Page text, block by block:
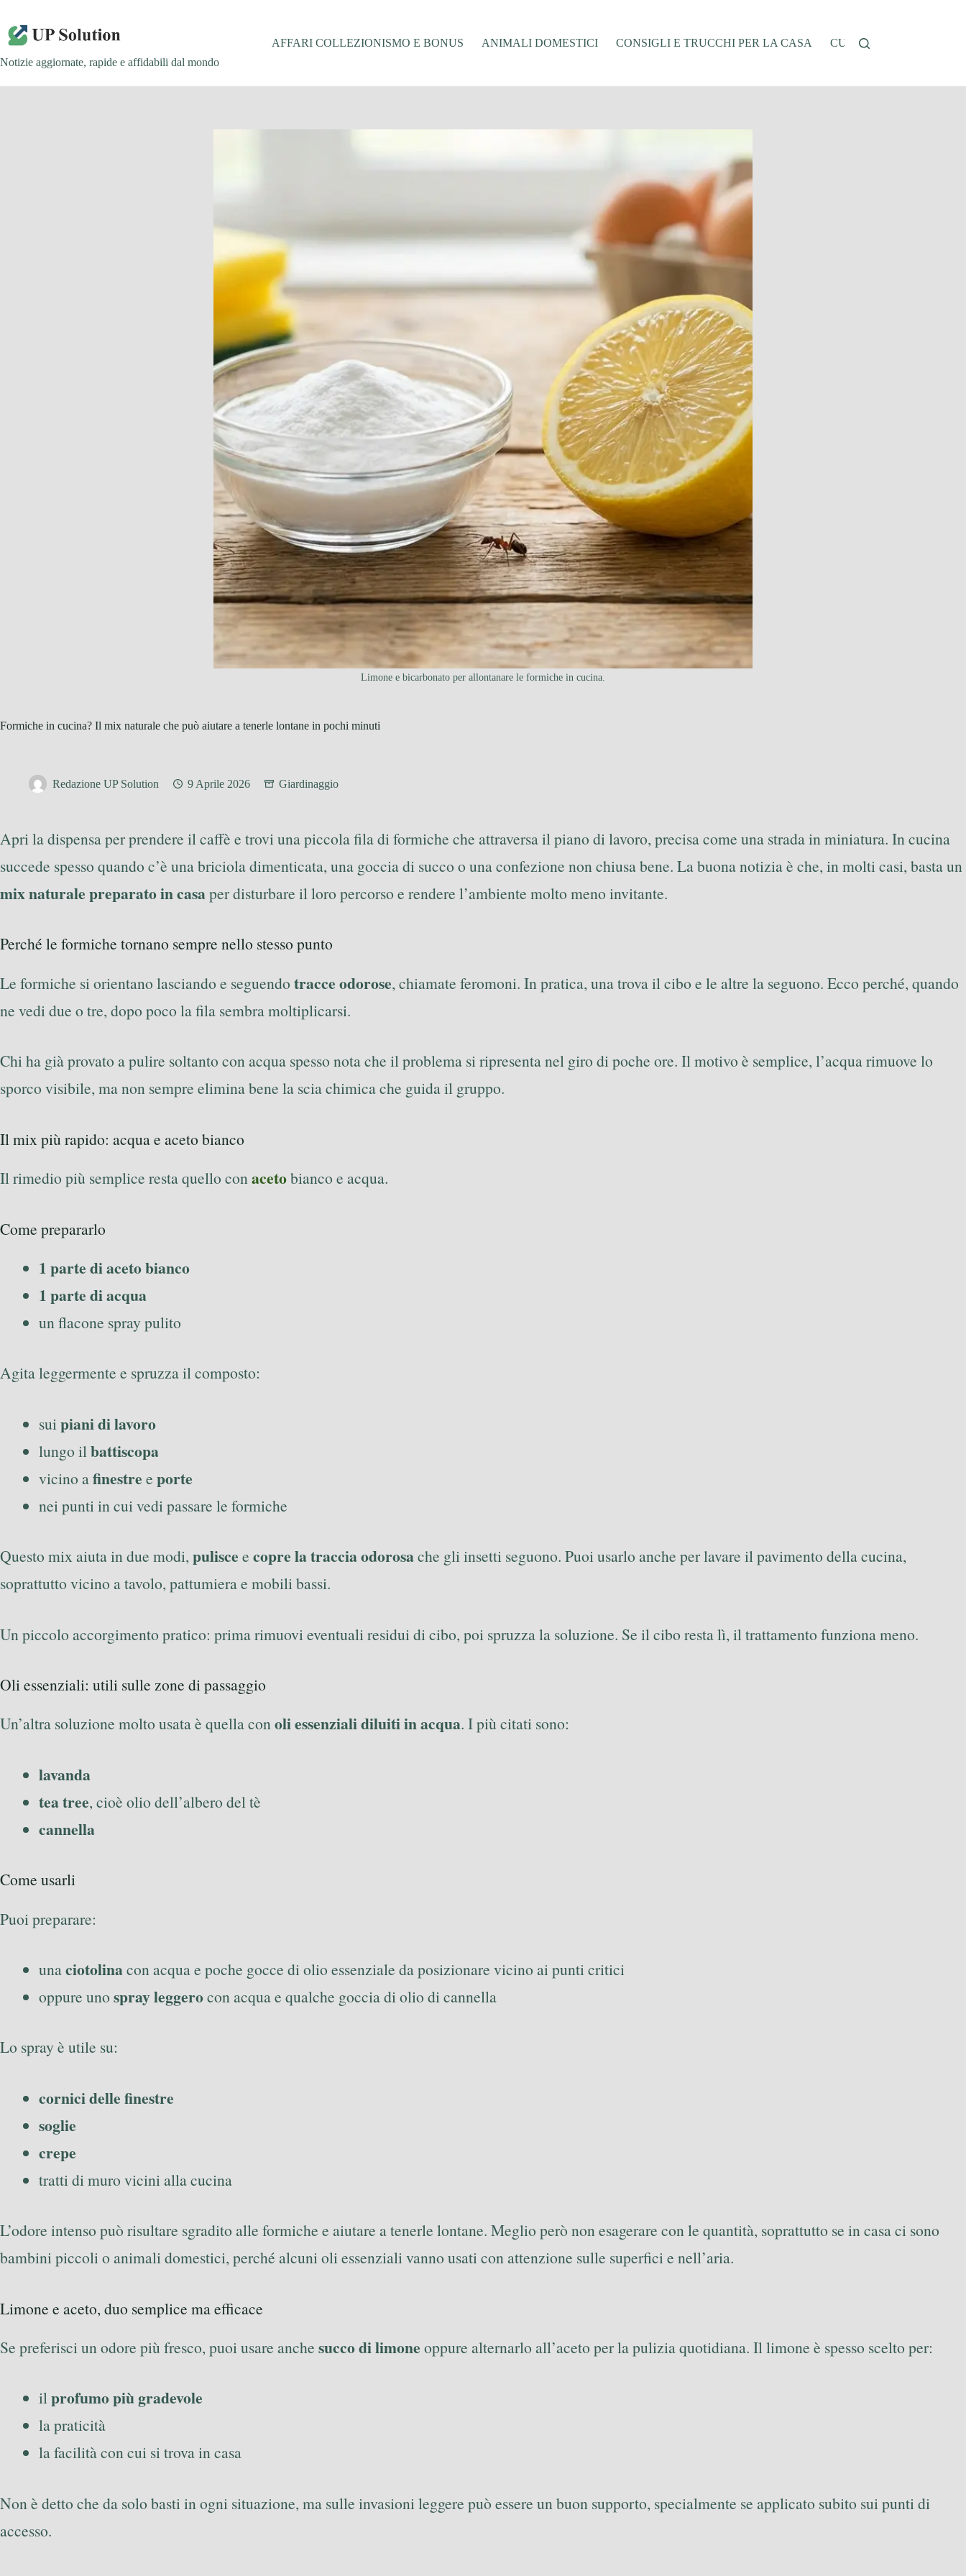
contenuto
Notizie aggiornate, rapide e affidabili dal mondo
AFFARI COLLEZIONISMO E BONUS ANIMALI DOMESTICI CONSIGLI E TRUCCHI PER LA CASA CUCINA E RICETTE
Limone e bicarbonato per allontanare le formiche in cucina.
Formiche in cucina? Il mix naturale che può aiutare a tenerle lontane in pochi minuti
Redazione UP Solution 9 Aprile 2026 Giardinaggio
Apri la dispensa per prendere il caffè e trovi una piccola fila di formiche che attraversa il piano di lavoro, precisa come una strada in miniatura. In cucina
succede spesso quando c’è una briciola dimenticata, una goccia di succo o una confezione non chiusa bene. La buona notizia è che, in molti casi, basta un
mix naturale preparato in casaper disturbare il loro percorso e rendere l’ambiente molto meno invitante.
Perché le formiche tornano sempre nello stesso punto
Le formiche si orientano lasciando e seguendo tracce odorose, chiamate feromoni. In pratica, una trova il cibo e le altre la seguono. Ecco perché, quando
ne vedi due o tre, dopo poco la fila sembra moltiplicarsi.
Chi ha già provato a pulire soltanto con acqua spesso nota che il problema si ripresenta nel giro di poche ore. Il motivo è semplice, l’acqua rimuove lo
sporco visibile, ma non sempre elimina bene la scia chimica che guida il gruppo.
Il mix più rapido: acqua e aceto bianco
Il rimedio più semplice resta quello conacetobianco e acqua.
Come prepararlo
1 parte di aceto bianco
1 parte di acqua
un flacone spray pulito
Agita leggermente e spruzza il composto:
sui piani di lavoro
lungo il battiscopa
vicino afinestre e porte
nei punti in cui vedi passare le formiche
Questo mix aiuta in due modi, pulisce e copre la traccia odorosache gli insetti seguono. Puoi usarlo anche per lavare il pavimento della cucina,
soprattutto vicino a tavolo, pattumiera e mobili bassi.
Un piccolo accorgimento pratico: prima rimuovi eventuali residui di cibo, poi spruzza la soluzione. Se il cibo resta lì, il trattamento funziona meno.
Oli essenziali: utili sulle zone di passaggio
Un’altra soluzione molto usata è quella conoli essenziali diluiti in acqua. I più citati sono:
lavanda
tea tree, cioè olio dell’albero del tè
cannella
Come usarli
Puoi preparare:
unaciotolinacon acqua e poche gocce di olio essenziale da posizionare vicino ai punti critici
oppure uno spray leggerocon acqua e qualche goccia di olio di cannella
Lo spray è utile su:
cornici delle finestre
soglie
crepe
tratti di muro vicini alla cucina
L’odore intenso può risultare sgradito alle formiche e aiutare a tenerle lontane. Meglio però non esagerare con le quantità, soprattutto se in casa ci sono
bambini piccoli o animali domestici, perché alcuni oli essenziali vanno usati con attenzione sulle superfici e nell’aria.
Limone e aceto, duo semplice ma efficace
Se preferisci un odore più fresco, puoi usare anche succo di limone oppure alternarlo all’aceto per la pulizia quotidiana. Il limone è spesso scelto per:
ilprofumo più gradevole
la praticità
la facilità con cui si trova in casa
Non è detto che da solo basti in ogni situazione, ma sulle invasioni leggere può essere un buon supporto, specialmente se applicato subito sui punti di
accesso.